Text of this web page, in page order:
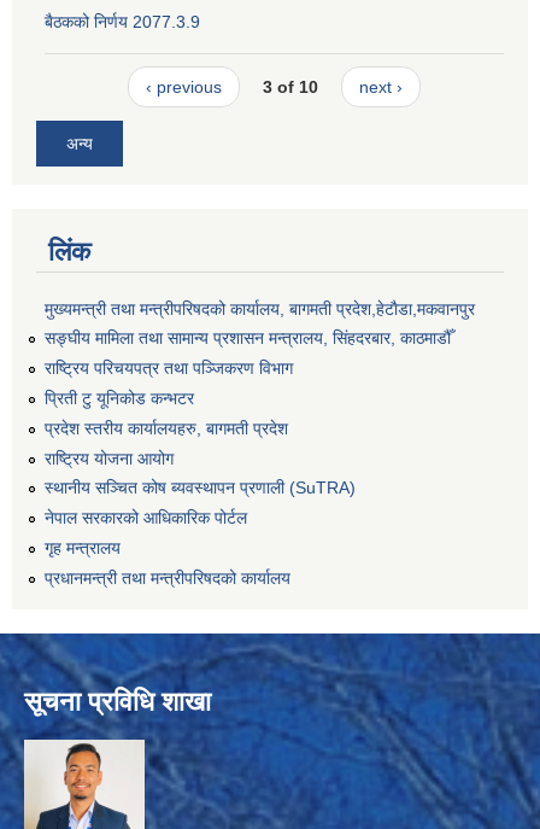
बैठकको निर्णय 2077.3.9
‹ previous 3 of 10 next ›
अन्य
लिंक
मुख्यमन्त्री तथा मन्त्रीपरिषदको कार्यालय, बागमती प्रदेश,हेटाैडा,मकवानपुर
सङ्‍घीय मामिला तथा सामान्य प्रशासन मन्त्रालय, सिंहदरबार, काठमाडौँ
राष्ट्रिय परिचयपत्र तथा पञ्जिकरण विभाग
प्रिती टु यूनिकोड कन्भटर
प्रदेश स्तरीय कार्यालयहरु, बागमती प्रदेश
राष्ट्रिय योजना आयोग
स्थानीय सञ्चित कोष ब्यवस्थापन प्रणाली (SuTRA)
नेपाल सरकारको आधिकारिक पोर्टल
गृह मन्त्रालय
प्रधानमन्त्री तथा मन्त्रीपरिषदको कार्यालय
सूचना प्रविधि शाखा